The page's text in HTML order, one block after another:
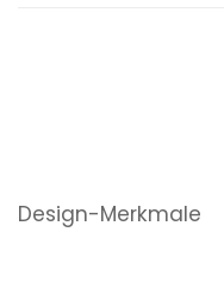
Design-Merkmale